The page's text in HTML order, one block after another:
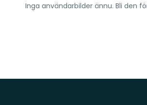
Inga användarbilder ännu. Bli den